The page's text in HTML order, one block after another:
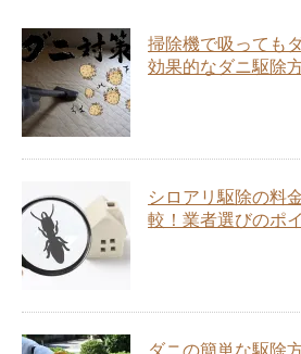
掃除機で吸っても
効果的なダニ駆除
シロアリ駆除の料
較！業者選びのポ
ダニの簡単な駆除